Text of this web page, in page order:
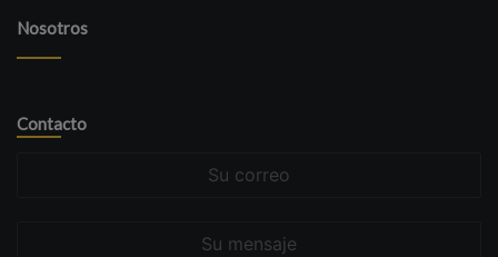
Nosotros
Contacto